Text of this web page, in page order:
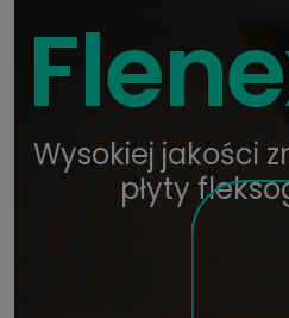
Wysokiej jakości
płyty